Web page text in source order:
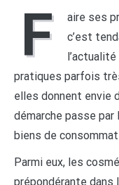
F
aire ses
c’est
pratiques parfois
elles donnent envie
démarche passe
biens de
Parmi eux, les
prépondérante dans